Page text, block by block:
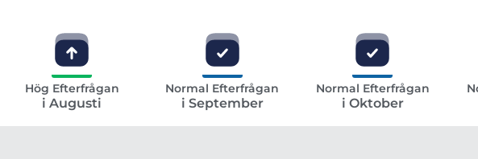
Hög Efterfrågan
i Augusti
Normal Efterfrågan
i September
Normal Efterfrågan
i Oktober